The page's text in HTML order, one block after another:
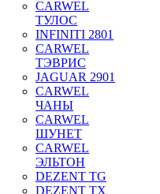
CARWEL
ТУЛОС
INFINITI 2801
CARWEL
ТЭВРИС
JAGUAR 2901
CARWEL
ЧАНЫ
CARWEL
ШУНЕТ
CARWEL
ЭЛЬТОН
DEZENT TG
DEZENT TX